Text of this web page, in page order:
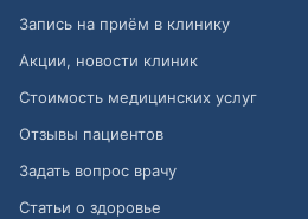
Запись на приём в клинику
Акции, новости клиник
Стоимость медицинских услуг
Отзывы пациентов
Задать вопрос врачу
Статьи о здоровье